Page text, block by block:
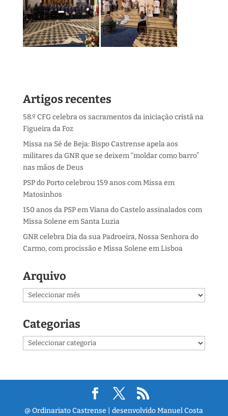
Artigos recentes
58.º CFG celebra os sacramentos da iniciação cristã na
Figueira da Foz
Missa na Sé de Beja: Bispo Castrense apela aos
militares da GNR que se deixem “moldar como barro”
nas mãos de Deus
PSP do Porto celebrou 159 anos com Missa em
Matosinhos
150 anos da PSP em Viana do Castelo assinalados com
Missa Solene em Santa Luzia
GNR celebra Dia da sua Padroeira, Nossa Senhora do
Carmo, com procissão e Missa Solene em Lisboa
Arquivo
Arquivo
Categorias
Categorias
@ Ordinariato Castrense | desenvolvido Manuel Costa